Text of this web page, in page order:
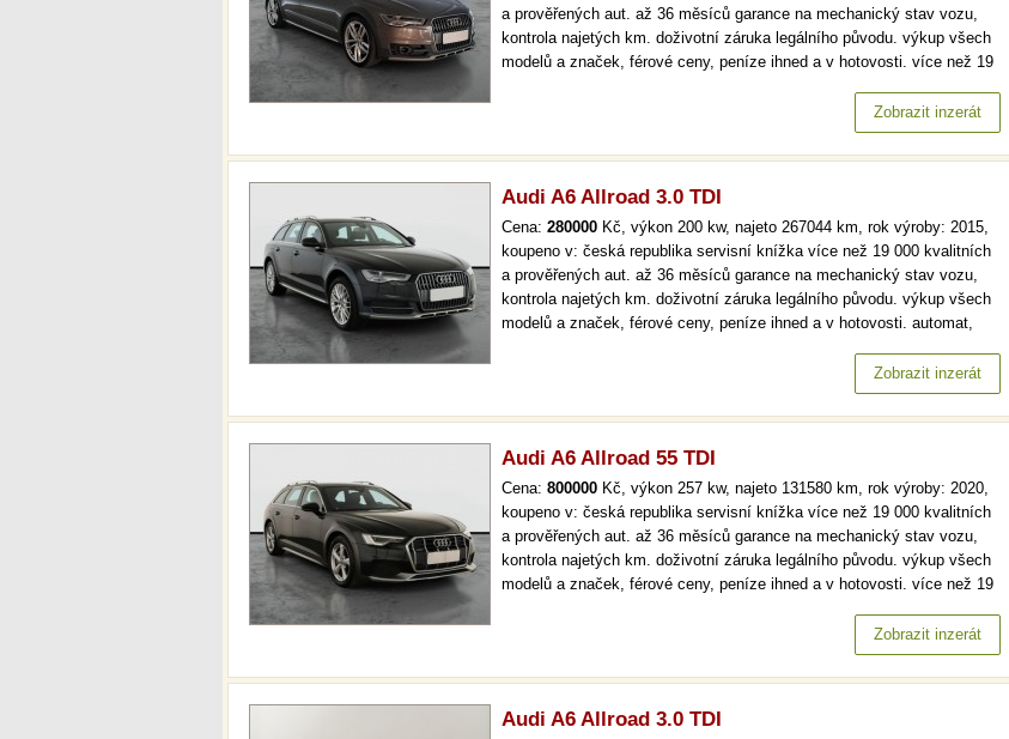
a prověřených aut. až 36 měsíců garance na mechanický stav vozu,
kontrola najetých km. doživotní záruka legálního původu. výkup všech
modelů a značek, férové ceny, peníze ihned a v hotovosti. více než 19
mechanický stav vozu, kontrola najetých km. doživotní záruka…
Zobrazit inzerát
Audi A6 Allroad 3.0 TDI
Cena: 280000 Kč, výkon 200 kw, najeto 267044 km, rok výroby: 2015,
koupeno v: česká republika servisní knížka více než 19 000 kvalitních
a prověřených aut. až 36 měsíců garance na mechanický stav vozu,
kontrola najetých km. doživotní záruka legálního původu. výkup všech
modelů a značek, férové ceny, peníze ihned a v hotovosti. automat,
36 měsíců garance na mechanický stav vozu, kontrola…Zobrazit inzerát
Audi A6 Allroad 55 TDI
Cena: 800000 Kč, výkon 257 kw, najeto 131580 km, rok výroby: 2020,
koupeno v: česká republika servisní knížka více než 19 000 kvalitních
a prověřených aut. až 36 měsíců garance na mechanický stav vozu,
kontrola najetých km. doživotní záruka legálního původu. výkup všech
modelů a značek, férové ceny, peníze ihned a v hotovosti. více než 19
mechanický stav vozu, kontrola najetých km. doživotní záruka…
Zobrazit inzerát
Audi A6 Allroad 3.0 TDI